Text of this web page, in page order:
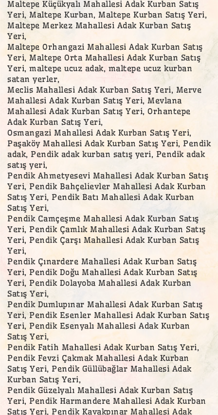
Maltepe Küçükyalı Mahallesi Adak Kurban Satış
Yeri, Maltepe Kurban, Maltepe Kurban Satış Yeri,
Maltepe Merkez Mahallesi Adak Kurban Satış
Yeri,
Maltepe Orhangazi Mahallesi Adak Kurban Satış
Yeri, Maltepe Orta Mahallesi Adak Kurban Satış
Yeri, maltepe ucuz adak, maltepe ucuz kurban
satan yerler,
Meclis Mahallesi Adak Kurban Satış Yeri, Merve
Mahallesi Adak Kurban Satış Yeri, Mevlana
Mahallesi Adak Kurban Satış Yeri, Orhantepe
Adak Kurban Satış Yeri,
Osmangazi Mahallesi Adak Kurban Satış Yeri,
Paşaköy Mahallesi Adak Kurban Satış Yeri, Pendik
adak, Pendik adak kurban satış yeri, Pendik adak
satış yeri,
Pendik Ahmetyesevi Mahallesi Adak Kurban Satış
Yeri, Pendik Bahçelievler Mahallesi Adak Kurban
Satış Yeri, Pendik Batı Mahallesi Adak Kurban
Satış Yeri,
Pendik Camçeşme Mahallesi Adak Kurban Satış
Yeri, Pendik Çamlık Mahallesi Adak Kurban Satış
Yeri, Pendik Çarşı Mahallesi Adak Kurban Satış
Yeri,
Pendik Çınardere Mahallesi Adak Kurban Satış
Yeri, Pendik Doğu Mahallesi Adak Kurban Satış
Yeri, Pendik Dolayoba Mahallesi Adak Kurban
Satış Yeri,
Pendik Dumlupınar Mahallesi Adak Kurban Satış
Yeri, Pendik Esenler Mahallesi Adak Kurban Satış
Yeri, Pendik Esenyalı Mahallesi Adak Kurban
Satış Yeri,
Pendik Fatih Mahallesi Adak Kurban Satış Yeri,
Pendik Fevzi Çakmak Mahallesi Adak Kurban
Satış Yeri, Pendik Güllübağlar Mahallesi Adak
Kurban Satış Yeri,
Pendik Güzelyalı Mahallesi Adak Kurban Satış
Yeri, Pendik Harmandere Mahallesi Adak Kurban
Satış Yeri, Pendik Kavakpınar Mahallesi Adak